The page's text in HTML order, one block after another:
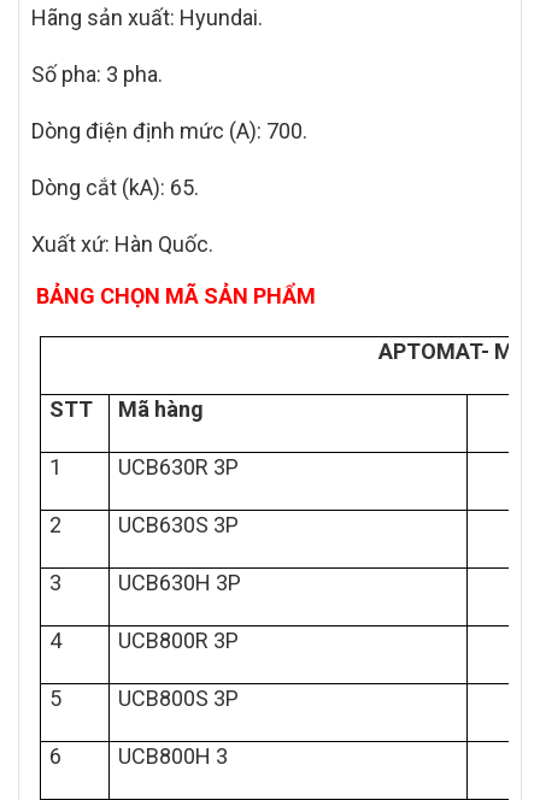
Hãng sản xuất: Hyundai.
Số pha: 3 pha.
Dòng điện định mức (A): 700.
Dòng cắt (kA): 65.
Xuất xứ: Hàn Quốc.
BẢNG CHỌN MÃ SẢN PHẨM
APTOMAT-
STT Mã hàng
1 UCB630R 3P
2 UCB630S 3P
3 UCB630H 3P
4 UCB800R 3P
5 UCB800S 3P
6 UCB800H 3